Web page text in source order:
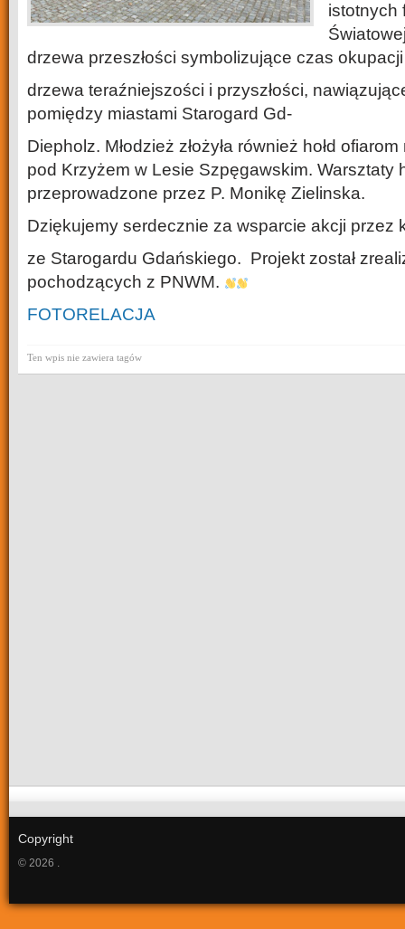
istotnych
drzewa przeszłości symbolizujące czas
drzewa teraźniejszości i przyszłości,
pomiędzy miastami Starogard Gd-
Diepholz. Młodzież złożyła również hołd
pod Krzyżem w Lesie Szpęgawskim. Warsztaty
przeprowadzone przez P. Monikę Zielinska.
Dziękujemy serdecznie za wsparcie akcji przez
ze Starogardu Gdańskiego. Projekt został
pochodzących z PNWM.
FOTORELACJA
Ten wpis nie zawiera tagów
Copyright
© 2026 .